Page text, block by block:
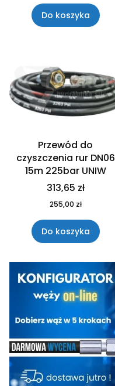
Do koszyka
Przewód do
czyszczenia rur DN06
15m 225bar UNIW
313,65 zł
255,00 zł
Do koszyka